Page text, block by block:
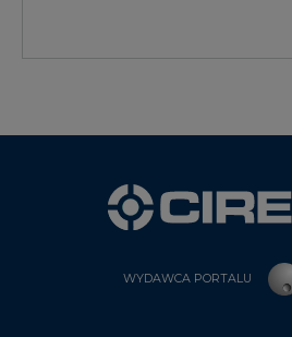
WYDAWCA PORTALU